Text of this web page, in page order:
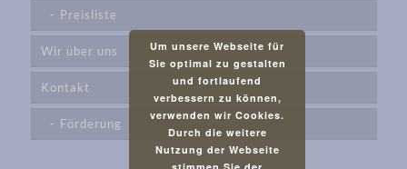
Preisliste
Wir über uns
Kontakt
Förderung
Um unsere Webseite für
Sie optimal zu gestalten
und fortlaufend
verbessern zu können,
verwenden wir Cookies.
Durch die weitere
Nutzung der Webseite